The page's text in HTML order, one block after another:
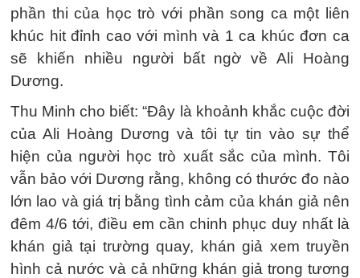
phần thi của học trò với phần song ca một liên
khúc hit đỉnh cao với mình và 1 ca khúc đơn ca
sẽ khiến nhiều người bất ngờ về Ali Hoàng
Dương.
Thu Minh cho biết: “Đây là khoảnh khắc cuộc đời
của Ali Hoàng Dương và tôi tự tin vào sự thể
hiện của người học trò xuất sắc của mình. Tôi
vẫn bảo với Dương rằng, không có thước đo nào
lớn lao và giá trị bằng tình cảm của khán giả nên
đêm 4/6 tới, điều em cần chinh phục duy nhất là
khán giả tại trường quay, khán giả xem truyền
hình cả nước và cả những khán giả trong tương